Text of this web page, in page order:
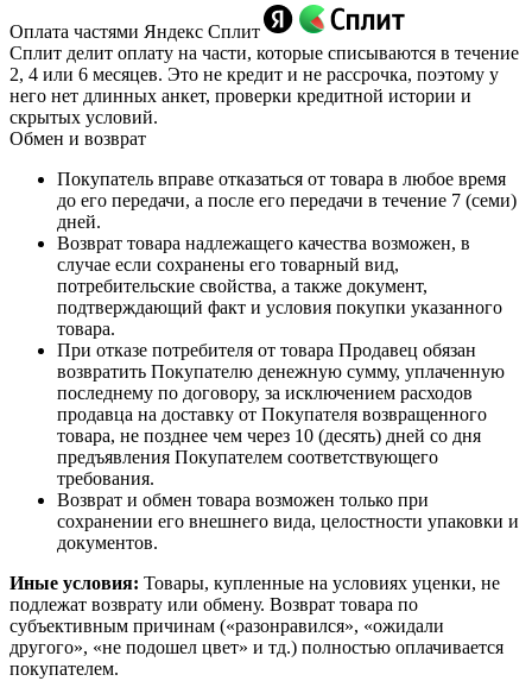
Оплата частями Яндекс Сплит
Сплит делит оплату на части, которые списываются в течение
2, 4 или 6 месяцев. Это не кредит и не рассрочка, поэтому у
него нет длинных анкет, проверки кредитной истории и
скрытых условий.
Обмен и возврат
Покупатель вправе отказаться от товара в любое время
до его передачи, а после его передачи в течение 7 (семи)
дней.
Возврат товара надлежащего качества возможен, в
случае если сохранены его товарный вид,
потребительские свойства, а также документ,
подтверждающий факт и условия покупки указанного
товара.
При отказе потребителя от товара Продавец обязан
возвратить Покупателю денежную сумму, уплаченную
последнему по договору, за исключением расходов
продавца на доставку от Покупателя возвращенного
товара, не позднее чем через 10 (десять) дней со дня
предъявления Покупателем соответствующего
требования.
Возврат и обмен товара возможен только при
сохранении его внешнего вида, целостности упаковки и
документов.
Иные условия: Товары, купленные на условиях уценки, не
подлежат возврату или обмену. Возврат товара по
субъективным причинам («разонравился», «ожидали
другого», «не подошел цвет» и тд.) полностью оплачивается
покупателем.